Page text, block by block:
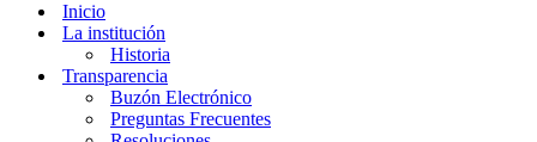
navegación
Inicio
La institución
Historia
Transparencia
Buzón Electrónico
Preguntas Frecuentes